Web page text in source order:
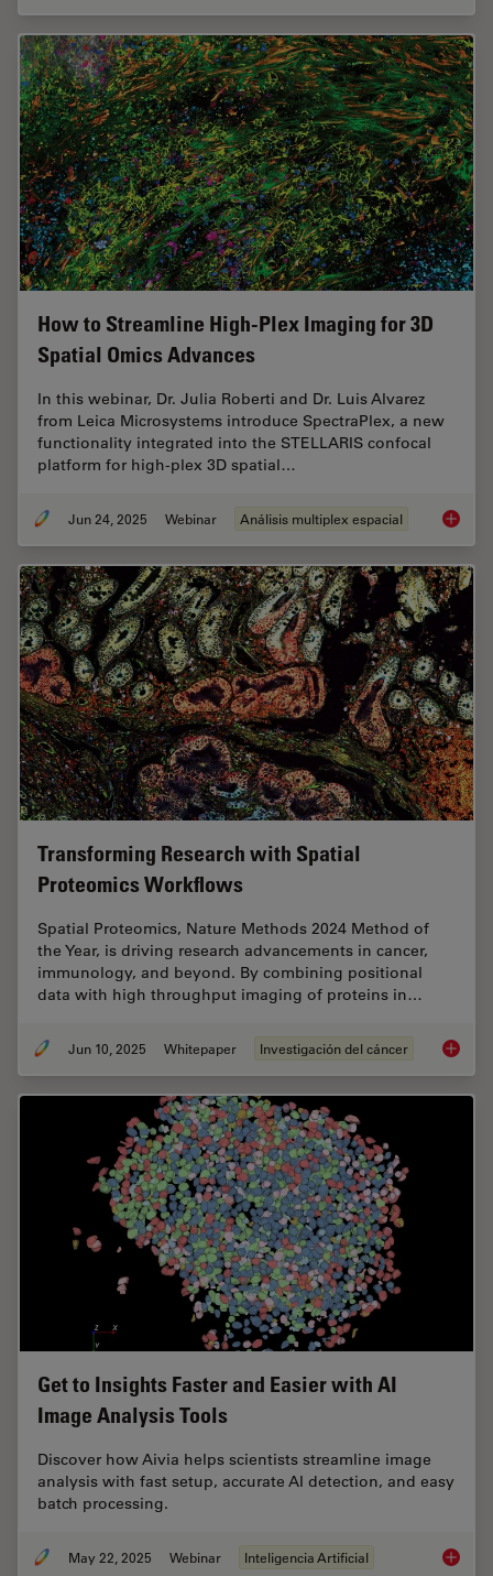
How to Streamline High-Plex Imaging for 3D
Spatial Omics Advances
In this webinar, Dr. Julia Roberti and Dr. Luis Alvarez
from Leica Microsystems introduce SpectraPlex, a new
functionality integrated into the STELLARIS confocal
platform for high-plex 3D spatial…
Jun 24, 2025 Webinar Análisis multiplex espacial How to
Transforming Research with Spatial
Proteomics Workflows
Spatial Proteomics, Nature Methods 2024 Method of
the Year, is driving research advancements in cancer,
immunology, and beyond. By combining positional
data with high throughput imaging of proteins in…
Jun 10, 2025 Whitepaper Investigación del cáncer
Get to Insights Faster and Easier with AI
Image Analysis Tools
Discover how Aivia helps scientists streamline image
analysis with fast setup, accurate AI detection, and easy
batch processing.
May 22, 2025 Webinar Inteligencia Artificial Get to